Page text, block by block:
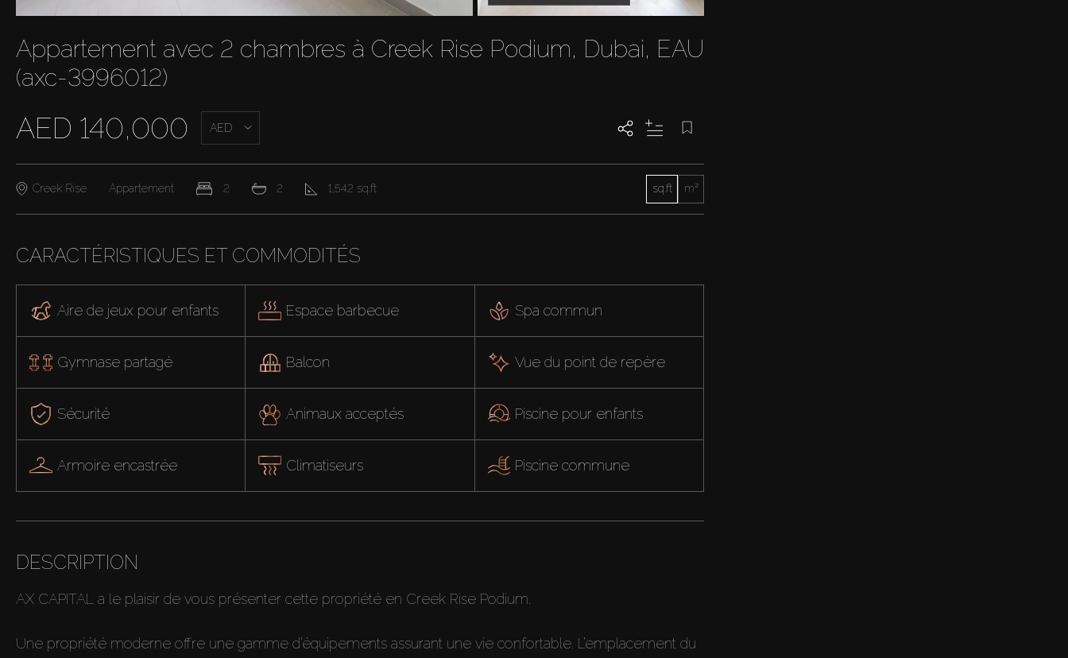
Appartement avec 2 chambres à Creek Rise Podium, Dubai, EAU
(axc-3996012)
AED 140,000 AED
Creek Rise Appartement 2 2 1,542 sq.ft sq.ft m²
CARACTÉRISTIQUES ET COMMODITÉS
Aire de jeux pour enfants Espace barbecue Spa commun
Gymnase partagé Balcon Vue du point de repère
Sécurité Animaux acceptés Piscine pour enfants
Armoire encastrée Climatiseurs Piscine commune
DESCRIPTION
AX CAPITAL a le plaisir de vous présenter cette propriété en Creek Rise Podium.
Une propriété moderne offre une gamme d’équipements assurant une vie confortable. L’emplacement du